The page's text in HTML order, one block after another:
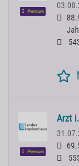
Premium
Premium
Arzt